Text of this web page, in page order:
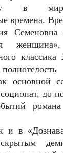
в
времена.
Семеновна
основной
до
и в